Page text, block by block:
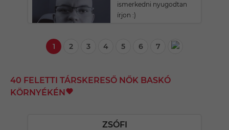
ismerkedni nyugodtan
írjon :)
1 2 3 4 5 6 7
40 FELETTI TÁRSKERESŐ NŐK BASKÓ
KÖRNYÉKÉN
ZSÓFI